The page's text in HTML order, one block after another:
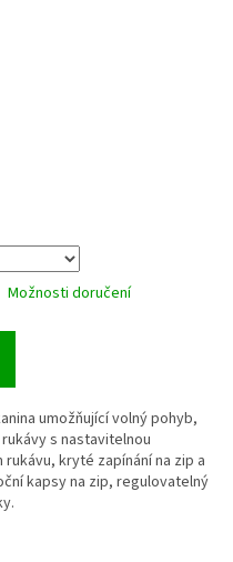
Možnosti doručení
umožňující volný pohyb,
s nastavitelnou
kryté zapínání na zip a
kapsy na zip, regulovatelný